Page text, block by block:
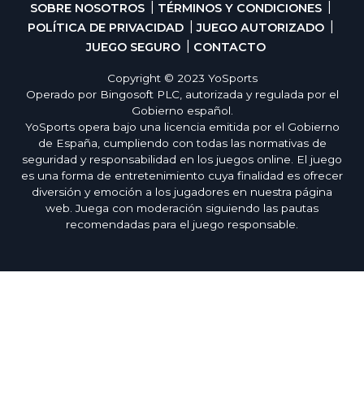
SOBRE NOSOTROS
TÉRMINOS Y CONDICIONES
POLÍTICA DE PRIVACIDAD
JUEGO AUTORIZADO
JUEGO SEGURO
CONTACTO
Copyright © 2023 YoSports
Operado por Bingosoft PLC, autorizada y regulada por el
Gobierno español.
YoSports opera bajo una licencia emitida por el Gobierno
de España, cumpliendo con todas las normativas de
seguridad y responsabilidad en los juegos online. El juego
es una forma de entretenimiento cuya finalidad es ofrecer
diversión y emoción a los jugadores en nuestra página
web. Juega con moderación siguiendo las pautas
recomendadas para el juego responsable.